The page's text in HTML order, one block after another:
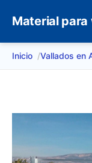
Material
Inicio Vallados en